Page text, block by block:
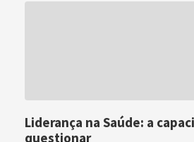
Liderança na Saúde: a
questionar